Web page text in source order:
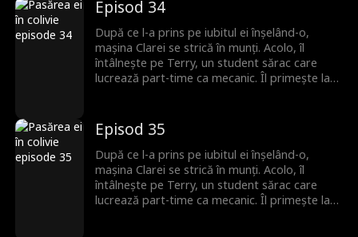
iar Terry pleacă, neștiind că Clara este
însărcinată. Ani mai târziu, el se întoarce cu
putere și bogăție, iar povestea lor de
dragoste începe din nou.
Episod 34
După ce l-a prins pe iubitul ei înșelând-o,
mașina Clarei se strică în munți. Acolo, îl
întâlnește pe Terry, un student sărac care
lucrează part-time ca mecanic. Îl primește la
se prăbușește sub greutatea secretului său,
iar Terry pleacă, neștiind că Clara este
însărcinată. Ani mai târziu, el se întoarce cu
putere și bogăție, iar povestea lor de
dragoste începe din nou.
Episod 35
După ce l-a prins pe iubitul ei înșelând-o,
mașina Clarei se strică în munți. Acolo, îl
întâlnește pe Terry, un student sărac care
lucrează part-time ca mecanic. Îl primește la